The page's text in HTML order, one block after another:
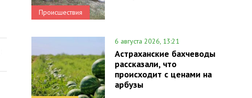
Происшествия
6 августа 2026, 13:21
Астраханские бахчеводы
рассказали, что
происходит с ценами на
арбузы